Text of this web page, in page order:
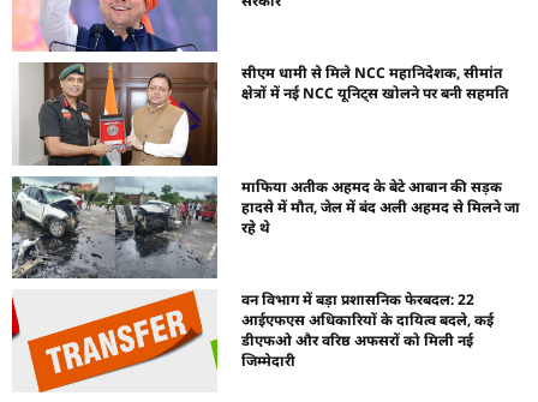
सीएम धामी से मिले NCC महानिदेशक, सीमांत
क्षेत्रों में नई NCC यूनिट्स खोलने पर बनी सहमति
माफिया अतीक अहमद के बेटे आबान की सड़क
हादसे में मौत, जेल में बंद अली अहमद से मिलने जा
रहे थे
वन विभाग में बड़ा प्रशासनिक फेरबदल: 22
आईएफएस अधिकारियों के दायित्व बदले, कई
डीएफओ और वरिष्ठ अफसरों को मिली नई
जिम्मेदारी